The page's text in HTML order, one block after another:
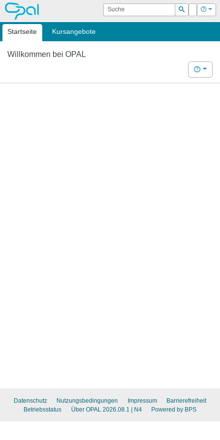
OPAL Suche
Suchen
Login Hilfe
Startseite Kursangebote
Willkommen bei OPAL
Hilfe
Datenschutz Nutzungsbedingungen Impressum
Barrierefreiheit
Betriebsstatus
Über OPAL 2026.08.1 | N4 Powered by BPS